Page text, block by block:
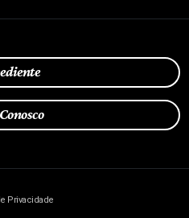
Privacidade